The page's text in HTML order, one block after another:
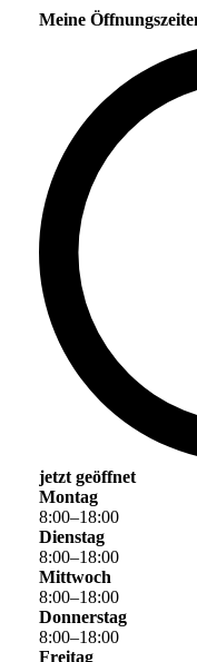
Meine
jetzt geöffnet
Montag
8:00–18:00
Dienstag
8:00–18:00
Mittwoch
8:00–18:00
Donnerstag
8:00–18:00
Freitag